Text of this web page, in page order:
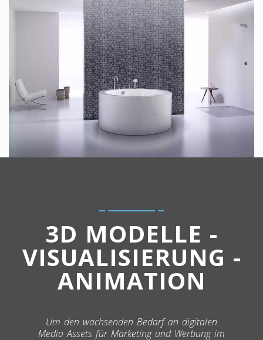
3D MODELLE -
VISUALISIERUNG -
ANIMATION
Um den wachsenden Bedarf an digitalen
Media Assets für Marketing und Werbung im